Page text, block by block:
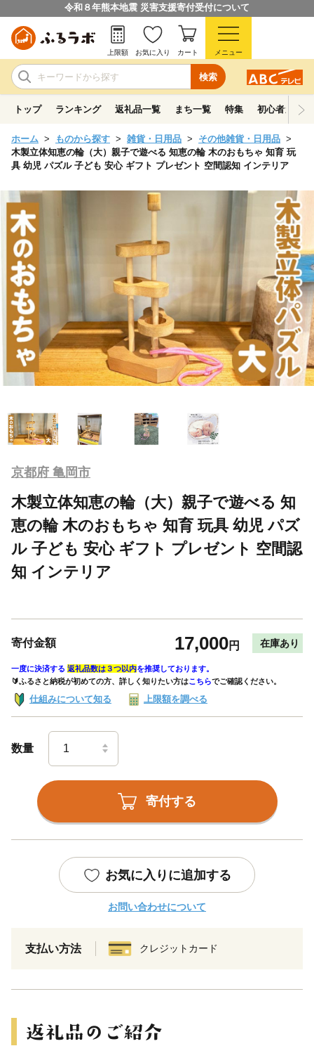
令和８年熊本地震 災害支援寄付受付について
検索
上限額 お気に入り カート メニュー
トップ ランキング 返礼品一覧 まち一覧 特集 初心者ガイド
ホーム ものから探す 雑貨・日用品
その他雑貨・日用品
木製立体知恵の輪（大）親子で遊べる 知恵の輪 木のおもちゃ 知育 玩
具 幼児 パズル 子ども 安心 ギフト プレゼント 空間認知 インテリア
京都府 亀岡市
木製立体知恵の輪（大）親子で遊べる 知
恵の輪 木のおもちゃ 知育 玩具 幼児 パズ
ル 子ども 安心 ギフト プレゼント 空間認
知 インテリア
寄付金額 17,000円 在庫あり
一度に決済する 返礼品数は３つ以内を推奨しております。
🔰ふるさと納税が初めての方、詳しく知りたい方はこちらでご確認ください。
仕組みについて知る 上限額を調べる
数量
寄付する
お気に入りに追加する
お問い合わせについて
支払い方法 クレジットカード